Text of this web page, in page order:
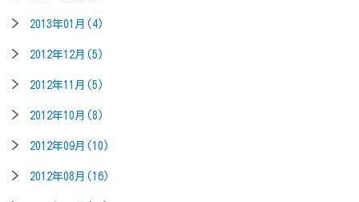
2013年01月(4)
2012年12月(5)
2012年11月(5)
2012年10月(8)
2012年09月(10)
2012年08月(16)